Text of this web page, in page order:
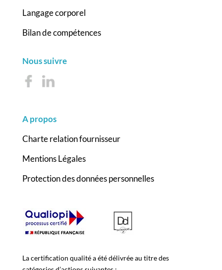
Langage corporel
Bilan de compétences
Nous suivre
A propos
Charte relation fournisseur
Mentions Légales
Protection des données personnelles
La certification qualité a été délivrée au titre des